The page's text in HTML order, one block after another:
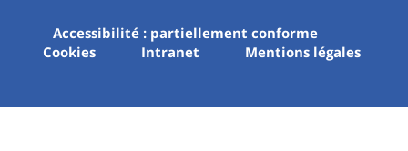
Accessibilité : partiellement conforme
Cookies
Intranet Mentions légales